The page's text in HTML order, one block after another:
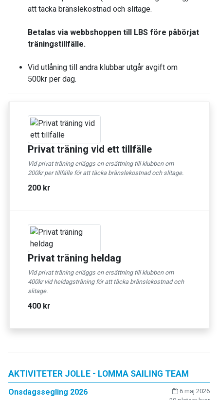
att täcka bränslekostnad och slitage.
Betalas via webbshoppen till LBS före påbörjat
träningstillfälle.
Vid utlåning till andra klubbar utgår avgift om
500kr per dag.
Privat träning vid ett tillfälle
Vid privat träning erläggs en ersättning till klubben om
200kr per tillfälle för att täcka bränslekostnad och slitage.
200 kr
Privat träning heldag
Vid privat träning erläggs en ersättning till klubben om
400kr vid heldagsträning för att täcka bränslekostnad och
slitage.
400 kr
AKTIVITETER JOLLE - LOMMA SAILING TEAM
Onsdagssegling 2026
6 maj 2026